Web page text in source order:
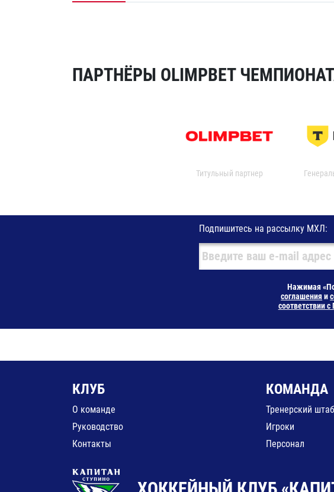
ПАРТНЁРЫ OLIMPBET
Титульный партнер
Подпишитесь на рассылку МХЛ:
Нажимая
соглашения и
соответствии
КЛУБ
О команде
Руководство
Контакты
КОМАНДА
Тренерский штаб
Игроки
Персонал